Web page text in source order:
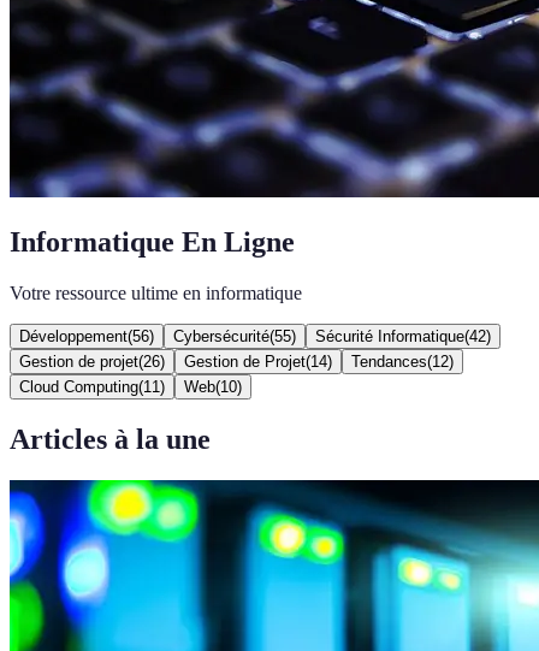
Informatique En Ligne
Votre ressource ultime en informatique
Développement(56) Cybersécurité(55) Sécurité Informatique(42)
Gestion de projet(26) Gestion de Projet(14) Tendances(12)
Cloud Computing(11 ) Web(10)
Articles à la une